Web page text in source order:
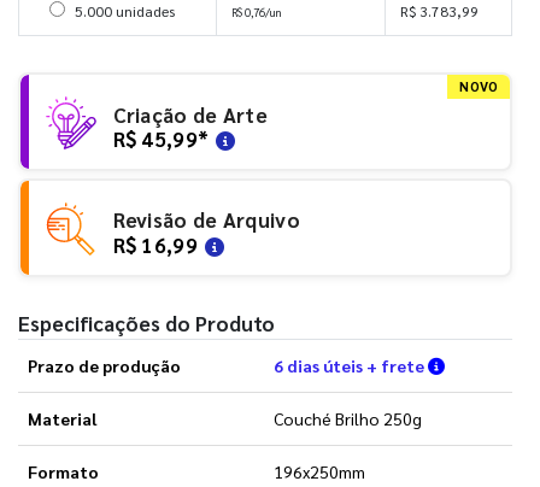
Selecionar 5000 unidades
5.000 unidades R$ 0,76/un R$ 3.783,99
NOVO
Criação de Arte
R$ 45,99*
Revisão de Arquivo
R$ 16,99
Especificações do Produto
Prazo de produção 6 dias úteis + frete Verifique
Material Couché Brilho 250g
Formato 196x250mm